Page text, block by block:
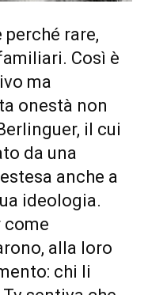
rare,
Così è
ma
onestà non
il cui
da una
anche a
ideologia.
come
alla loro
chi li